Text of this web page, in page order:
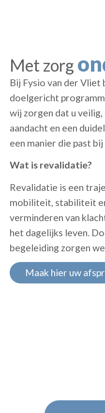
Met zorg
Bij Fysio van der
doelgericht
wij zorgen dat u
aandacht en een
een manier die past
Wat is revalidatie?
Revalidatie is een
mobiliteit, stabiliteit
verminderen van
het dagelijks leven.
begeleiding zorgen
Maak hier uw